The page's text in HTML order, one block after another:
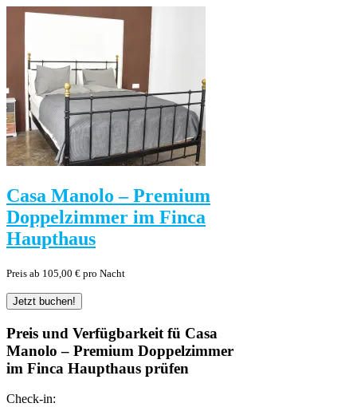
Casa Manolo – Premium
Doppelzimmer im Finca
Haupthaus
Preis ab 105,00 € pro Nacht
Preis und Verfügbarkeit fü Casa
Manolo – Premium Doppelzimmer
im Finca Haupthaus prüfen
Check-in: